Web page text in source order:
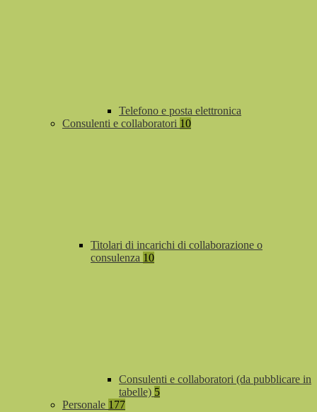
Telefono e posta elettronica
Consulenti e collaboratori 10
Titolari di incarichi di collaborazione o
consulenza 10
Consulenti e collaboratori (da pubblicare in
tabelle) 5
Personale 177